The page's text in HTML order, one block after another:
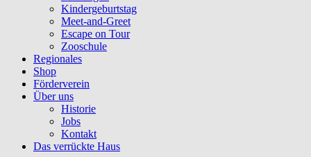
Kindergeburtstag
Meet-and-Greet
Escape on Tour
Zooschule
Regionales
Shop
Förderverein
Über uns
Historie
Jobs
Kontakt
Das verrückte Haus